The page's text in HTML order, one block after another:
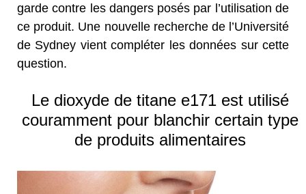
garde contre les dangers posés par l’utilisation de
ce produit. Une nouvelle recherche de l’Université
de Sydney vient compléter les données sur cette
question.
Le dioxyde de titane e171 est utilisé
couramment pour blanchir certain type
de produits alimentaires